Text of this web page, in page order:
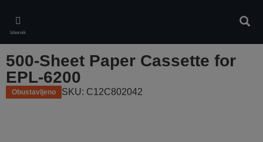
main
content
Izbornik
500-Sheet Paper Cassette for
EPL-6200
Obustavljeno SKU: C12C802042